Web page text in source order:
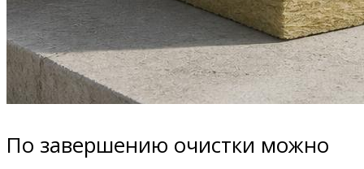
По завершению очистки можно